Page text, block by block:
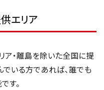
エリア
ア・離島を除いた全国に提
でいる方であれば、誰でも
す。